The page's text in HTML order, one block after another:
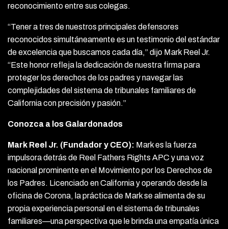
reconocimiento entre sus colegas.
“Tener a tres de nuestros principales defensores
reconocidos simultáneamente es un testimonio del estándar
de excelencia que buscamos cada día,” dijo Mark Reel Jr.
“Este honor refleja la dedicación de nuestra firma para
proteger los derechos de los padres y navegar las
complejidades del sistema de tribunales familiares de
California con precisión y pasión.”
Conozca a los Galardonados
Mark Reel Jr. (Fundador y CEO): Mark es la fuerza
impulsora detrás de Reel Fathers Rights APC y una voz
nacional prominente en el Movimiento por los Derechos de
los Padres. Licenciado en California y operando desde la
oficina de Corona, la práctica de Mark se alimenta de su
propia experiencia personal en el sistema de tribunales
familiares—una perspectiva que le brinda una empatía única